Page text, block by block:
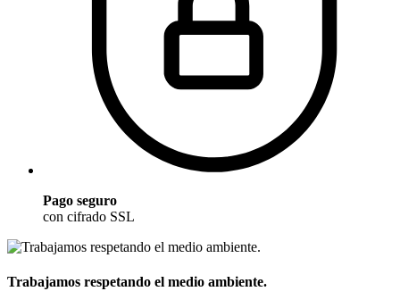
Pago seguro
con cifrado SSL
Trabajamos respetando el medio ambiente.